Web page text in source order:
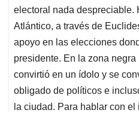
electoral nada despreciable.
Atlántico, a través de
apoyo en las elecciones
presidente. En la zona
convirtió en un ídolo y se
obligado de políticos e
la ciudad. Para hablar con